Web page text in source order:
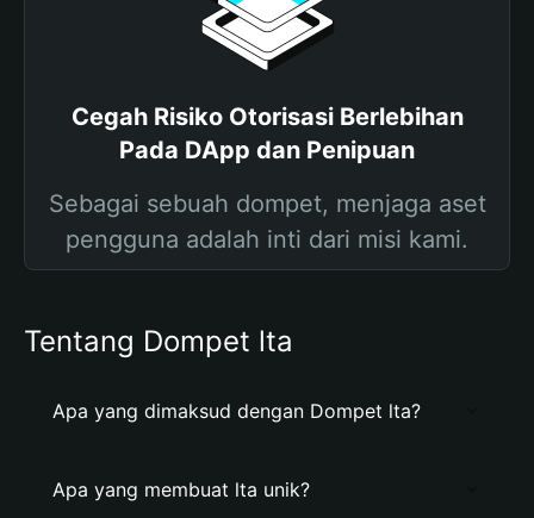
Cegah Risiko Otorisasi Berlebihan
Pada DApp dan Penipuan
Sebagai sebuah dompet, menjaga aset
pengguna adalah inti dari misi kami.
Tentang Dompet lta
Apa yang dimaksud dengan Dompet lta?
Apa yang membuat lta unik?